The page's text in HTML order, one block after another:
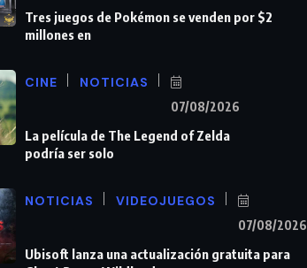
Tres juegos de Pokémon se venden por $2
millones en
CINE NOTICIAS
07/08/2026
La película de The Legend of Zelda
podría ser solo
NOTICIAS VIDEOJUEGOS
07/08/2026
Ubisoft lanza una actualización gratuita para